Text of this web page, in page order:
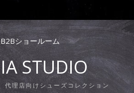
ショールーム
STUDIO
代理店向けシューズコレクション